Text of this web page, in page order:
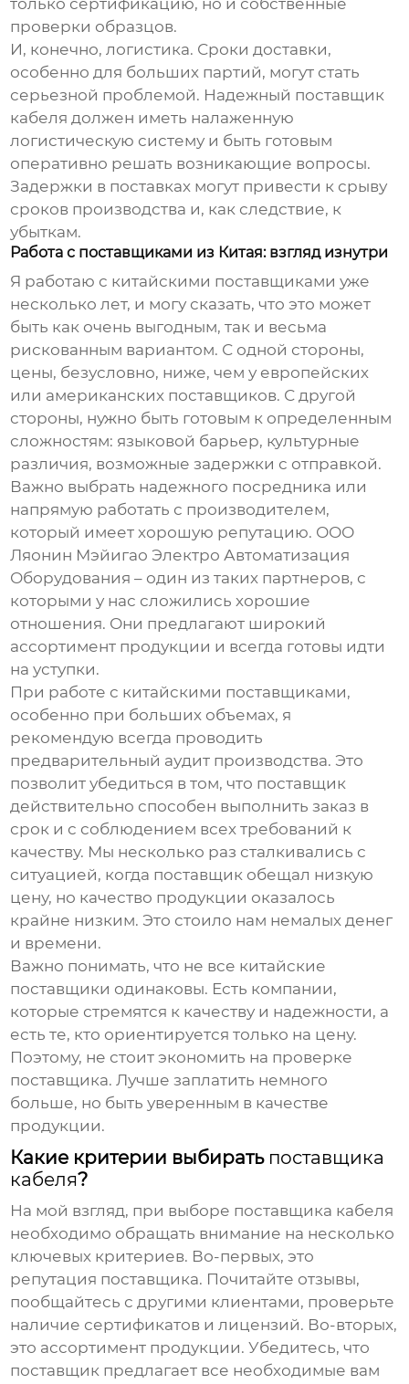
только сертификацию, но и собственные
проверки образцов.
И, конечно, логистика. Сроки доставки,
особенно для больших партий, могут стать
серьезной проблемой. Надежный поставщик
кабеля должен иметь налаженную
логистическую систему и быть готовым
оперативно решать возникающие вопросы.
Задержки в поставках могут привести к срыву
сроков производства и, как следствие, к
убыткам.
Работа с поставщиками из Китая: взгляд изнутри
Я работаю с китайскими поставщиками уже
несколько лет, и могу сказать, что это может
быть как очень выгодным, так и весьма
рискованным вариантом. С одной стороны,
цены, безусловно, ниже, чем у европейских
или американских поставщиков. С другой
стороны, нужно быть готовым к определенным
сложностям: языковой барьер, культурные
различия, возможные задержки с отправкой.
Важно выбрать надежного посредника или
напрямую работать с производителем,
который имеет хорошую репутацию. ООО
Ляонин Мэйигао Электро Автоматизация
Оборудования – один из таких партнеров, с
которыми у нас сложились хорошие
отношения. Они предлагают широкий
ассортимент продукции и всегда готовы идти
на уступки.
При работе с китайскими поставщиками,
особенно при больших объемах, я
рекомендую всегда проводить
предварительный аудит производства. Это
позволит убедиться в том, что поставщик
действительно способен выполнить заказ в
срок и с соблюдением всех требований к
качеству. Мы несколько раз сталкивались с
ситуацией, когда поставщик обещал низкую
цену, но качество продукции оказалось
крайне низким. Это стоило нам немалых денег
и времени.
Важно понимать, что не все китайские
поставщики одинаковы. Есть компании,
которые стремятся к качеству и надежности, а
есть те, кто ориентируется только на цену.
Поэтому, не стоит экономить на проверке
поставщика. Лучше заплатить немного
больше, но быть уверенным в качестве
продукции.
Какие критерии выбирать поставщика
кабеля?
На мой взгляд, при выборе поставщика кабеля
необходимо обращать внимание на несколько
ключевых критериев. Во-первых, это
репутация поставщика. Почитайте отзывы,
пообщайтесь с другими клиентами, проверьте
наличие сертификатов и лицензий. Во-вторых,
это ассортимент продукции. Убедитесь, что
поставщик предлагает все необходимые вам